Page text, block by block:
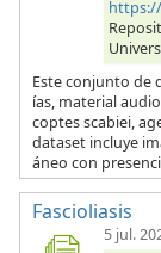
https://
Este conjunto de
ías, material
coptes scabiei,
dataset incluye
áneo con
Fascioliasis
5 jul.